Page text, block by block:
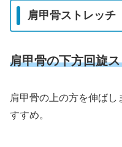
肩甲骨ストレッチ
肩甲骨の下方回旋
肩甲骨の上の方を伸ば
すすめ。